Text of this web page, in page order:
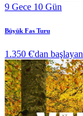
9 Gece 10 Gün
Büyük Fas Turu
1.350 €'dan başlayan